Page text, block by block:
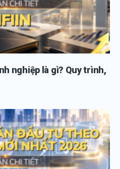
nghiệp là gì? Quy trình,